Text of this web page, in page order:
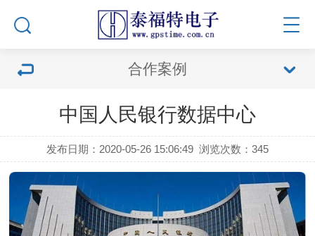
合作案例
中国人民银行数据中心
发布日期：2020-05-26 15:06:49 浏览次数：345